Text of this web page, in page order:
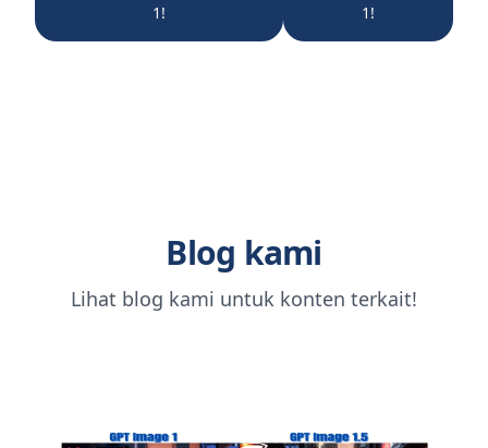
1!
1!
Blog kami
Lihat blog kami untuk konten terkait!